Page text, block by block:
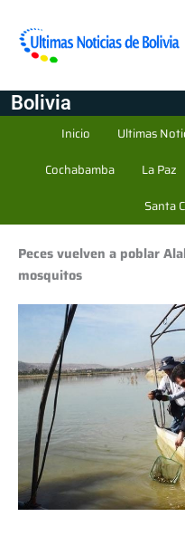
Bolivia
Inicio Ultimas
Cochabamba
La Paz
Santa
Peces vuelven a poblar
mosquitos